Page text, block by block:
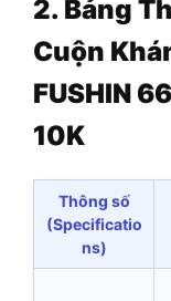
2. Bảng
Cuộn
FUSHIN
10K
Thông số
(Specificatio
ns)